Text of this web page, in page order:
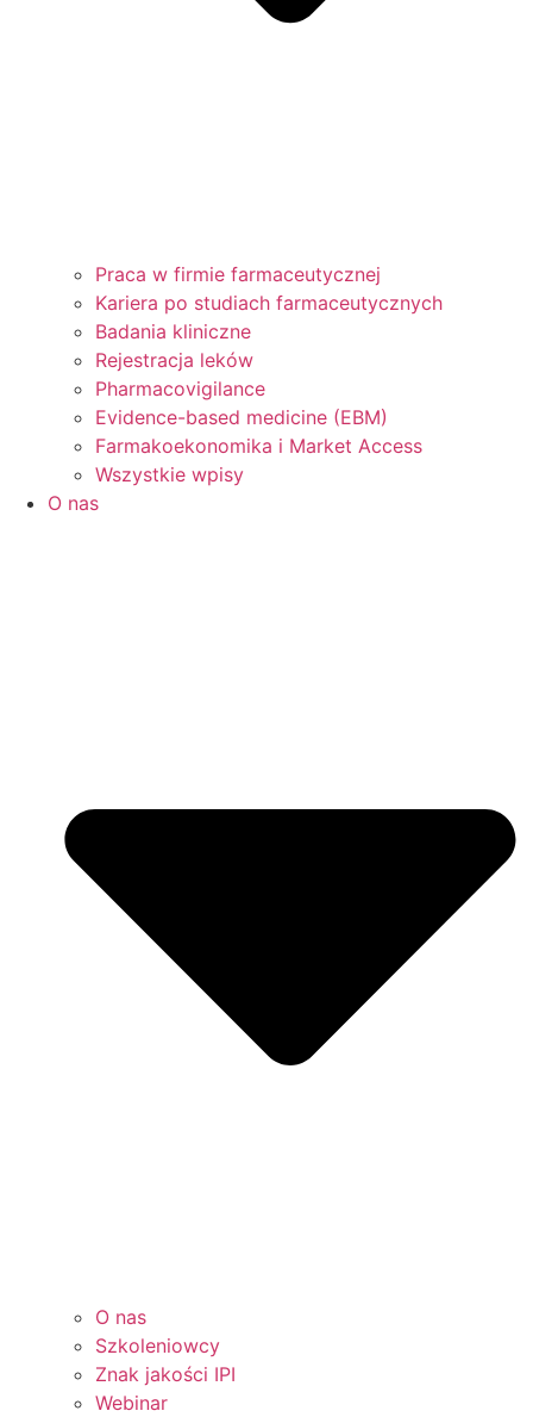
Praca w firmie farmaceutycznej
Kariera po studiach farmaceutycznych
Badania kliniczne
Rejestracja leków
Pharmacovigilance
Evidence-based medicine (EBM)
Farmakoekonomika i Market Access
Wszystkie wpisy
O nas
O nas
Szkoleniowcy
Znak jakości IPI
Webinar